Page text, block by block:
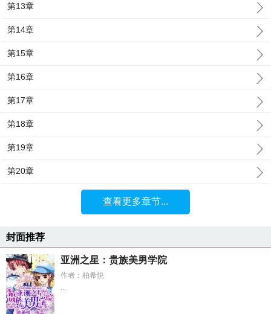
第13章
第14章
第15章
第16章
第17章
第18章
第19章
第20章
查看更多章节...
封面推荐
亚洲之星：贵族美男学院
作者：柏希悦
...